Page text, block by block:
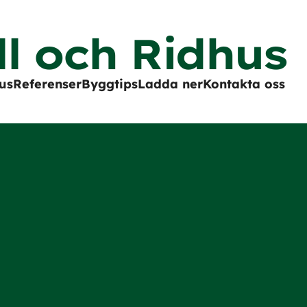
och Ridhus
ReferenserByggtipsLadda nerKontakta oss